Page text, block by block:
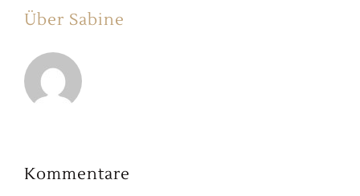
Über Sabine
Kommentare